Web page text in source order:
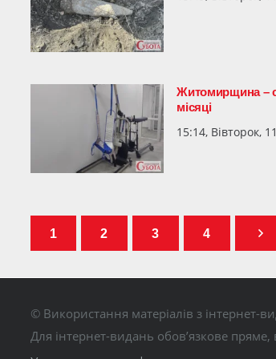
Житомирщина –
місяці
15:14, Вівторок,
1 2 3 4
© Використання матеріалів з
Для інтернет-видань обов’язкове